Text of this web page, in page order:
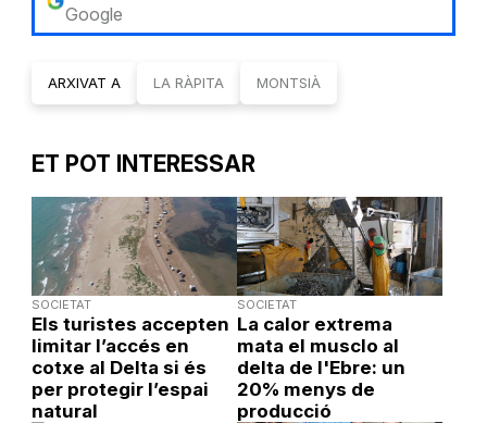
Google
ARXIVAT A LA RÀPITA MONTSIÀ
ET POT INTERESSAR
SOCIETAT
Els turistes accepten
limitar l’accés en
cotxe al Delta si és
per protegir l’espai
natural
SOCIETAT
La calor extrema
mata el musclo al
delta de l'Ebre: un
20% menys de
producció